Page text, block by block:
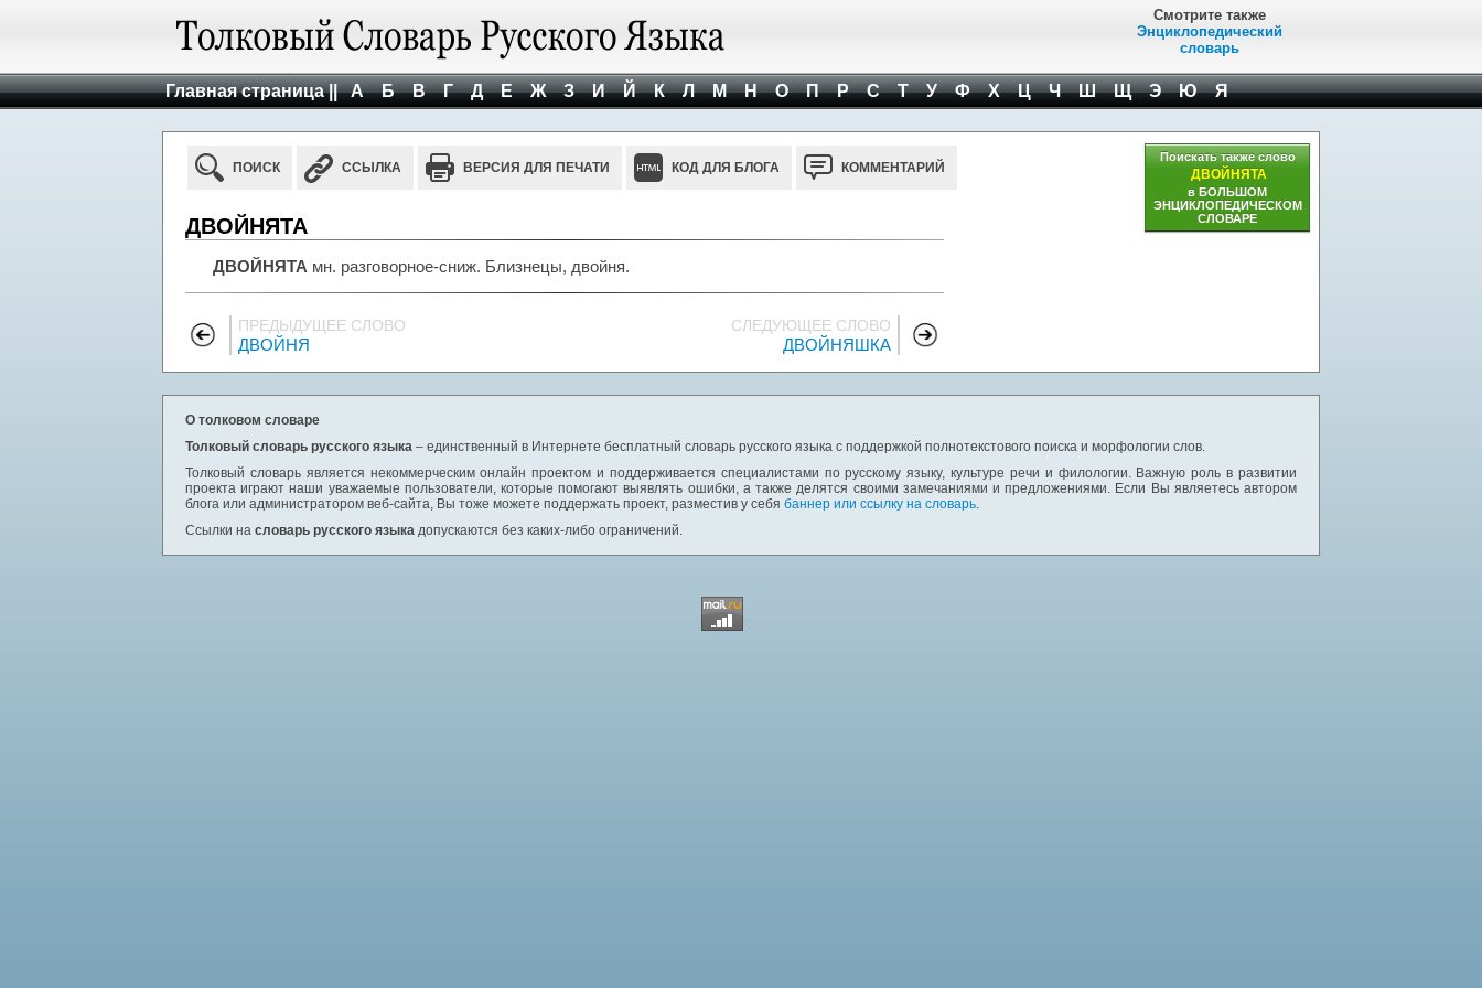
Смотрите также
Энциклопедический
словарь
Главная страница || А Б В Г Д Е Ж З И Й К Л М Н О П Р С Т У Ф Х Ц Ч Ш Щ Э Ю Я
ПОИСК ССЫЛКА ВЕРСИЯ ДЛЯ ПЕЧАТИ КОД ДЛЯ БЛОГА КОММЕНТАРИЙ
ДВОЙНЯТА
ДВОЙНЯТА мн. разговорное-сниж. Близнецы, двойня.
ПРЕДЫДУЩЕЕ СЛОВО
ДВОЙНЯ
СЛЕДУЮЩЕЕ СЛОВО
ДВОЙНЯШКА
Поискать также слово
ДВОЙНЯТА
в БОЛЬШОМ
ЭНЦИКЛОПЕДИЧЕСКОМ
СЛОВАРЕ
О толковом словаре
Толковый словарь русского языка – единственный в Интернете бесплатный словарь русского языка с поддержкой полнотекстового поиска и морфологии слов.
Толковый словарь является некоммерческим онлайн проектом и поддерживается специалистами по русскому языку, культуре речи и филологии. Важную роль в развитии
проекта играют наши уважаемые пользователи, которые помогают выявлять ошибки, а также делятся своими замечаниями и предложениями. Если Вы являетесь автором
блога или администратором веб-сайта, Вы тоже можете поддержать проект, разместив у себя баннер или ссылку на словарь.
Ссылки на словарь русского языка допускаются без каких-либо ограничений.